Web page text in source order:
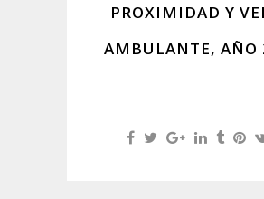
PROXIMIDAD Y
AMBULANTE, AÑO